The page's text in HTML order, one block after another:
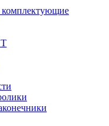
комплектующие